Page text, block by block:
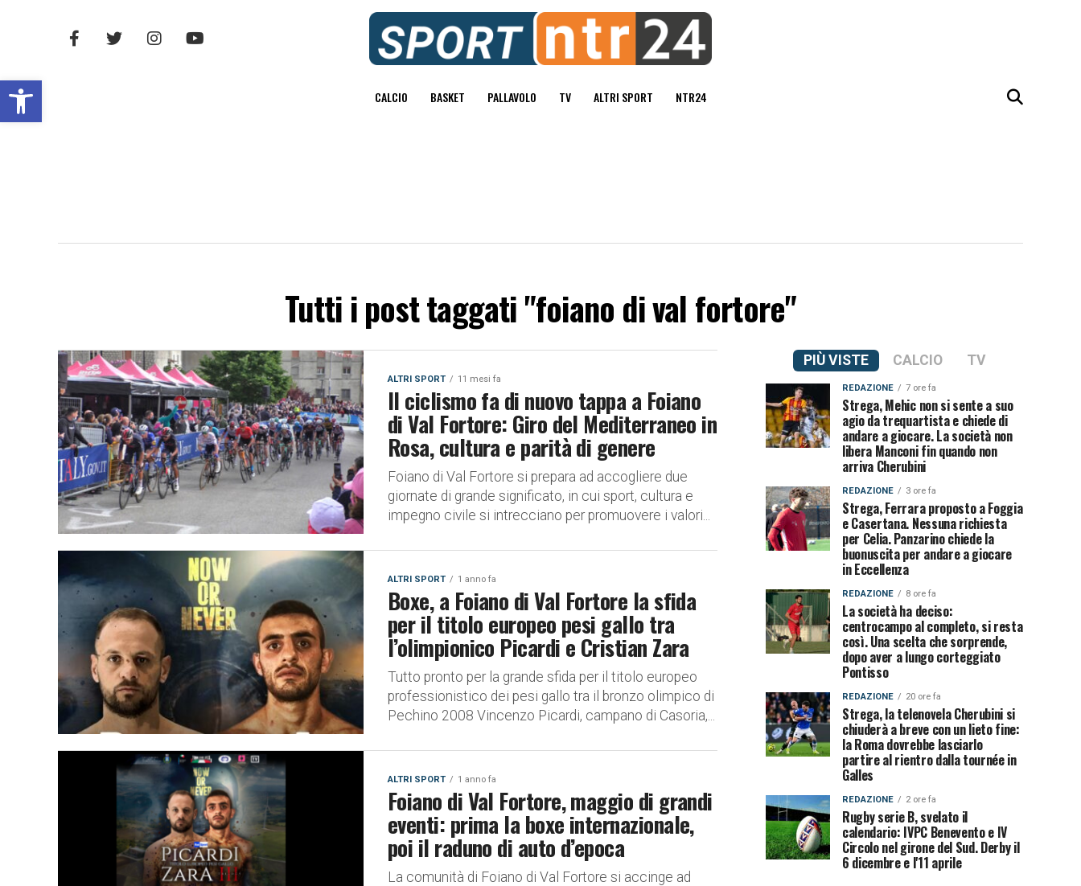
Open toolbar CALCIO BASKET PALLAVOLO TV ALTRI SPORT NTR24
Tutti i post taggati "foiano di val fortore"
ALTRI SPORT 11 mesi fa
Il ciclismo fa di nuovo tappa a Foiano
di Val Fortore: Giro del Mediterraneo in
Rosa, cultura e parità di genere
Foiano di Val Fortore si prepara ad accogliere due
giornate di grande significato, in cui sport, cultura e
impegno civile si intrecciano per promuovere i valori...
ALTRI SPORT 1 anno fa
Boxe, a Foiano di Val Fortore la sfida
per il titolo europeo pesi gallo tra
l’olimpionico Picardi e Cristian Zara
Tutto pronto per la grande sfida per il titolo europeo
professionistico dei pesi gallo tra il bronzo olimpico di
Pechino 2008 Vincenzo Picardi, campano di Casoria,...
ALTRI SPORT 1 anno fa
Foiano di Val Fortore, maggio di grandi
eventi: prima la boxe internazionale,
poi il raduno di auto d’epoca
La comunità di Foiano di Val Fortore si accinge ad
PIÙ VISTE CALCIO TV
REDAZIONE 7 ore fa
Strega, Mehic non si sente a suo
agio da trequartista e chiede di
andare a giocare. La società non
libera Manconi fin quando non
arriva Cherubini
REDAZIONE 3 ore fa
Strega, Ferrara proposto a Foggia
e Casertana. Nessuna richiesta
per Celia. Panzarino chiede la
buonuscita per andare a giocare
in Eccellenza
REDAZIONE 8 ore fa
La società ha deciso:
centrocampo al completo, si resta
così. Una scelta che sorprende,
dopo aver a lungo corteggiato
Pontisso
REDAZIONE 20 ore fa
Strega, la telenovela Cherubini si
chiuderà a breve con un lieto fine:
la Roma dovrebbe lasciarlo
partire al rientro dalla tournée in
Galles
REDAZIONE 2 ore fa
Rugby serie B, svelato il
calendario: IVPC Benevento e IV
Circolo nel girone del Sud. Derby il
6 dicembre e l'11 aprile